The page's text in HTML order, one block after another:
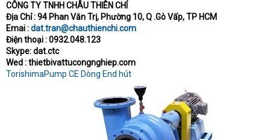
t
e
r
CÔNG TY TNHH CHÂU THIÊN CHÍ
Địa Chỉ : 94 Phan Văn Trị, Phường 10, Q .Gò Vấp, TP HCM
Emai :dat.tran@chauthienchi.com
Điện thoại : 0932.048.123
Skype: dat.ctc
Wed : thietbivattucongnghiep.com
TorishimaPump CE Dòng End hút